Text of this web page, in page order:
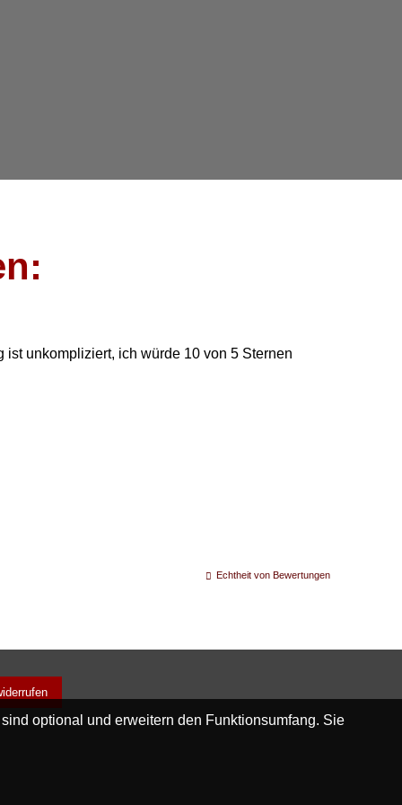
unkompliziert, ich würde 10 von 5 Sternen
Echtheit von Bewertungen
optional und erweitern den Funktionsumfang. Sie